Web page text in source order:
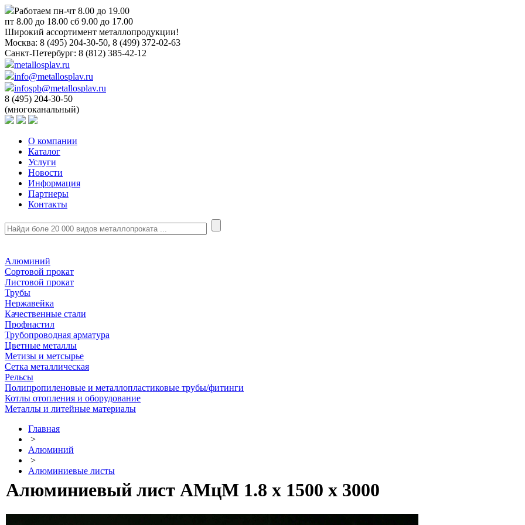
Работаем пн-чт 8.00 до 19.00
пт 8.00 до 18.00 сб 9.00 до 17.00
Широкий ассортимент металлопродукции!
Москва: 8 (495) 204-30-50, 8 (499) 372-02-63
Санкт-Петербург: 8 (812) 385-42-12
metallosplav.ru
info@metallosplav.ru
infospb@metallosplav.ru
8 (495) 204-30-50
(многоканальный)
О компании
Каталог
Услуги
Новости
Информация
Партнеры
Контакты
Алюминий
Сортовой прокат
Листовой прокат
Трубы
Нержавейка
Качественные стали
Профнастил
Трубопроводная арматура
Цветные металлы
Метизы и метсырье
Сетка металлическая
Рельсы
Полипропиленовые и металлопластиковые трубы/фитинги
Котлы отопления и оборудование
Металлы и литейные материалы
Главная
>
Алюминий
>
Алюминиевые листы
Алюминиевый лист АМцМ 1.8 х 1500 х 3000